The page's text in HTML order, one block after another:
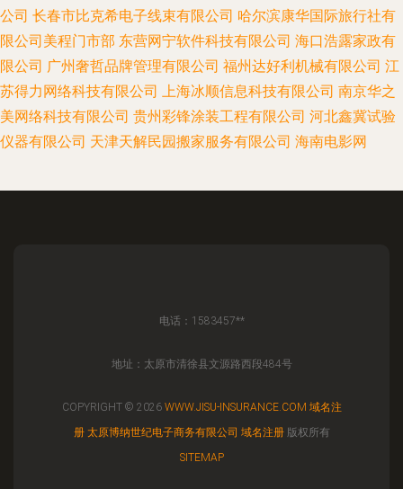
公司 长春市比克希电子线束有限公司 哈尔滨康华国际旅行社有
限公司美程门市部 东营网宁软件科技有限公司 海口浩露家政有
限公司 广州奢哲品牌管理有限公司 福州达好利机械有限公司 江
苏得力网络科技有限公司 上海冰顺信息科技有限公司 南京华之
美网络科技有限公司 贵州彩锋涂装工程有限公司 河北鑫冀试验
仪器有限公司 天津天解民园搬家服务有限公司 海南电影网
电话：1583457**
地址：太原市清徐县文源路西段484号
COPYRIGHT © 2026 WWW.JISU-INSURANCE.COM 域名注
册 太原博纳世纪电子商务有限公司 域名注册版权所有
SITEMAP